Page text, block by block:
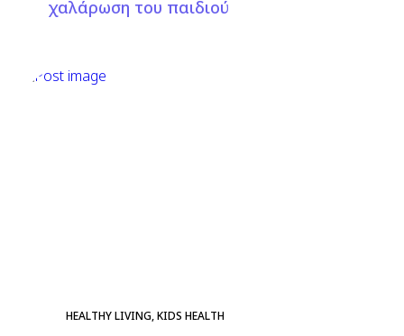
χαλάρωση του παιδιού
HEALTHY LIVING,KIDS HEALTH